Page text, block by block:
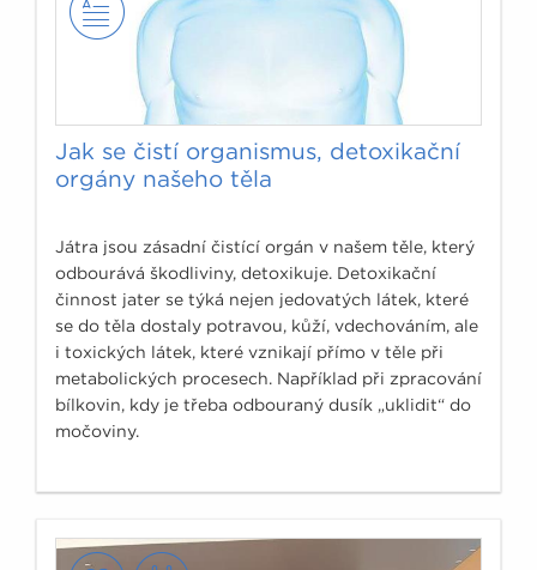
Jak se čistí organismus, detoxikační
orgány našeho těla
Játra jsou zásadní čistící orgán v našem těle, který
odbourává škodliviny, detoxikuje. Detoxikační
činnost jater se týká nejen jedovatých látek, které
se do těla dostaly potravou, kůží, vdechováním, ale
i toxických látek, které vznikají přímo v těle při
metabolických procesech. Například při zpracování
bílkovin, kdy je třeba odbouraný dusík „uklidit“ do
močoviny.